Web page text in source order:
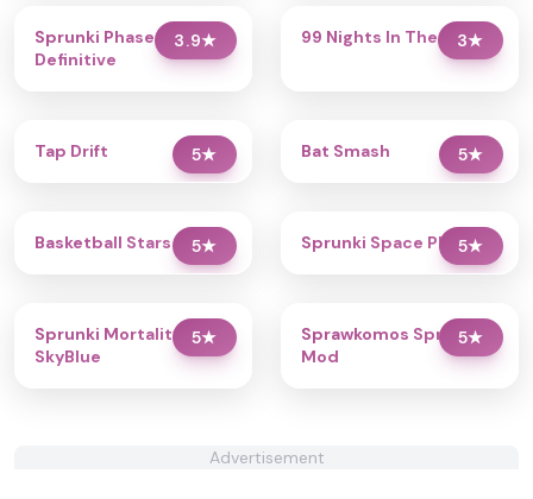
3.9★
Sprunki Phase 2.5
Definitive
3★
99 Nights In The Forest
5★
Tap Drift 5★
Bat Smash
5★
Basketball Stars 2026 5★
Sprunki Space Phase 3
5★
Sprunki Mortality With
SkyBlue
5★
Sprawkomos Sprunki
Mod
Advertisement